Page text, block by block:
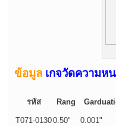
ข้อมูล เกจวัดความห
รหัส Rang
T071-01300.50" 0.001"